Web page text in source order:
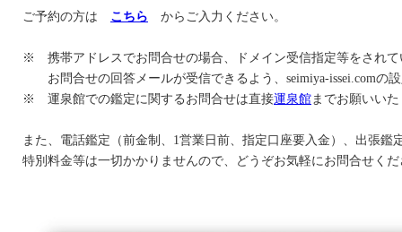
ご予約の方は こちら からご入力ください。
※ 携帯アドレスでお問合せの場合、ドメイン受信指定等をされて
お問合せの回答メールが受信できるよう、seimiya-issei.comの
※ 運泉館での鑑定に関するお問合せは直接運泉館までお願いい
また、電話鑑定（前金制、1営業日前、指定口座要入金）、出張
特別料金等は一切かかりませんので、どうぞお気軽にお問合せく